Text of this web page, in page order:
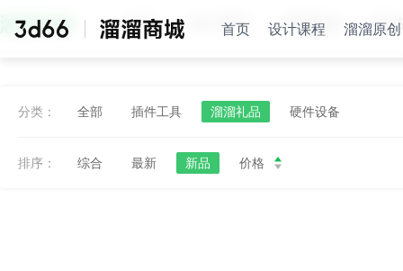
首页 设计课程 溜溜原创 图
首页 设计课程 溜溜原创
分类： 全部 插件工具 溜溜礼品 硬件设备
排序： 综合 最新 新品 价格